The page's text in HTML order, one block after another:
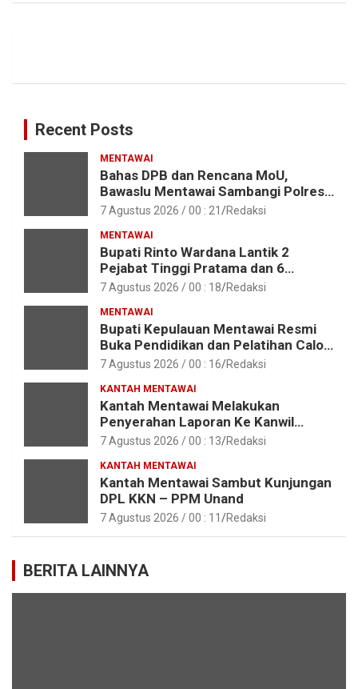
Recent Posts
MENTAWAI
Bahas DPB dan Rencana MoU,
Bawaslu Mentawai Sambangi Polres
Mentawai
7 Agustus 2026 / 00 : 21 Redaksi
MENTAWAI
Bupati Rinto Wardana Lantik 2
Pejabat Tinggi Pratama dan 6
Pejabat Fungsional di Lingkungan
7 Agustus 2026 / 00 : 18 Redaksi
MENTAWAI
Bupati Kepulauan Mentawai Resmi
Buka Pendidikan dan Pelatihan Calon
Paskibraka Tahun 2026
7 Agustus 2026 / 00 : 16 Redaksi
KANTAH MENTAWAI
Kantah Mentawai Melakukan
Penyerahan Laporan Ke Kanwil
Kemen ATR/BPN RI Sumbar
7 Agustus 2026 / 00 : 13 Redaksi
KANTAH MENTAWAI
Kantah Mentawai Sambut Kunjungan
DPL KKN – PPM Unand
7 Agustus 2026 / 00 : 11 Redaksi
BERITA LAINNYA